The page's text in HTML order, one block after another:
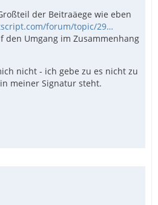
der Beitraäege wie eben
forum/topic/29…
den Umgang im Zusammenhang
nicht - ich gebe zu es nicht zu
meiner Signatur steht.